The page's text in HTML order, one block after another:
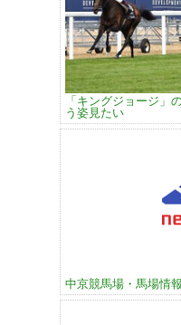
「キングジョージ」
う姿見たい
中京競馬場・馬場情報